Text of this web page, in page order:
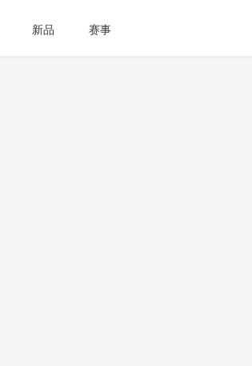
新品 赛事